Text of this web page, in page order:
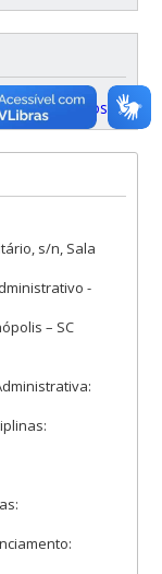
de Horários
s/n, Sala
-
– SC